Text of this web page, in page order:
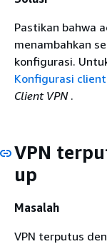
Pastikan bahwa
menambahkan
konfigurasi.
Konfigurasi client
Client VPN .
VPN
up
Masalah
VPN terputus